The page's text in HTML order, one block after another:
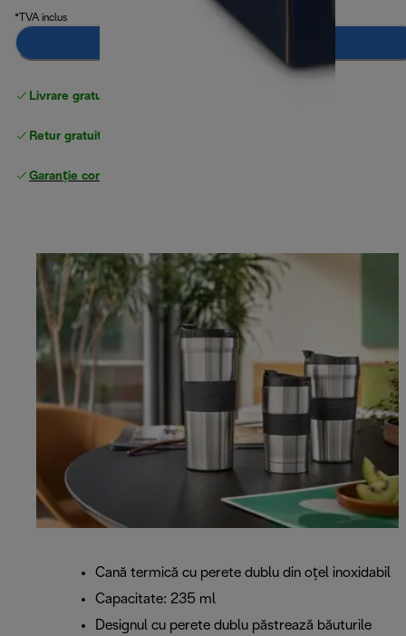
*TVA inclus
Adaugă în coș
Livrare gratuită standard
Retur gratuit
Garanție completă
Cană termică cu perete dublu din oțel inoxidabil
Capacitate: 235 ml
Designul cu perete dublu păstrează băuturile